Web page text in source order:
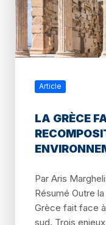
Article
LA GRÈCE
Par Aris
Résumé Outre
Grèce fait face
sud. Trois